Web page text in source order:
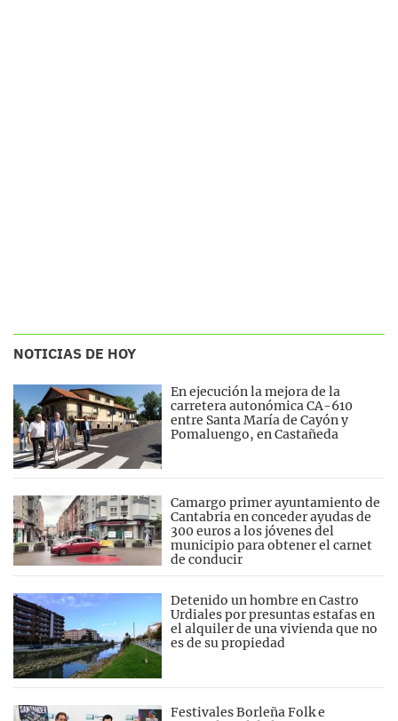
NOTICIAS DE HOY
En ejecución la mejora de la
carretera autonómica CA-610
entre Santa María de Cayón y
Pomaluengo, en Castañeda
Camargo primer ayuntamiento de
Cantabria en conceder ayudas de
300 euros a los jóvenes del
municipio para obtener el carnet
de conducir
Detenido un hombre en Castro
Urdiales por presuntas estafas en
el alquiler de una vivienda que no
es de su propiedad
Festivales Borleña Folk e